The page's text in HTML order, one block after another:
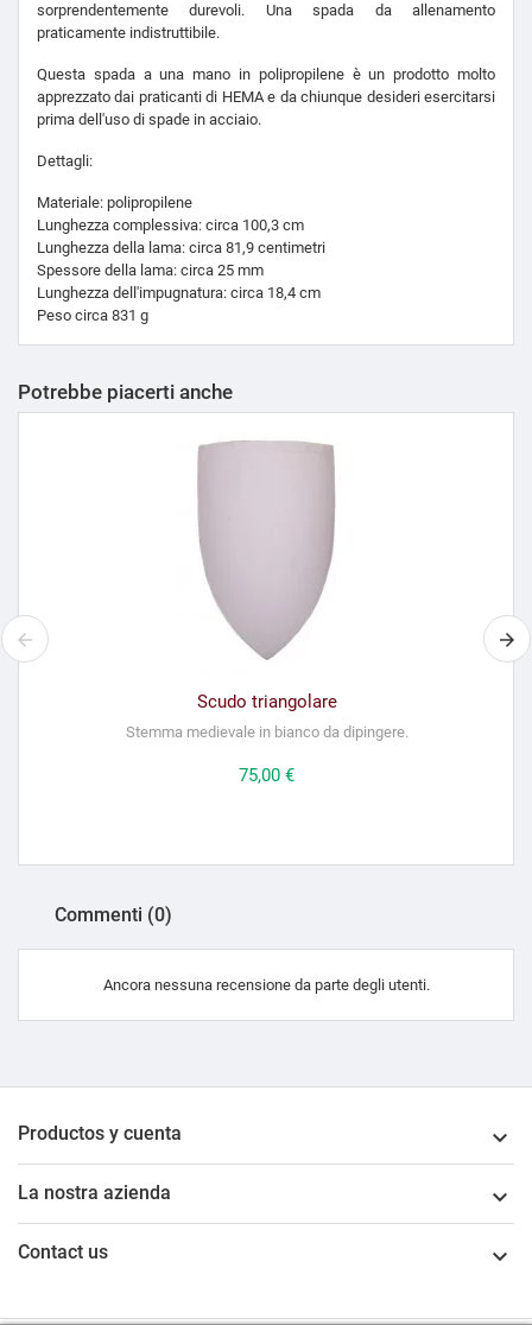
sorprendentemente durevoli. Una spada da allenamento
praticamente indistruttibile.
Questa spada a una mano in polipropilene è un prodotto molto
apprezzato dai praticanti di HEMA e da chiunque desideri esercitarsi
prima dell'uso di spade in acciaio.
Dettagli:
Materiale: polipropilene
Lunghezza complessiva: circa 100,3 cm
Lunghezza della lama: circa 81,9 centimetri
Spessore della lama: circa 25 mm
Lunghezza dell'impugnatura: circa 18,4 cm
Peso circa 831 g
Potrebbe piacerti anche
Scudo triangolare
Stemma medievale in bianco da dipingere.
Prezzo
75,00 €
Commenti (0)
Ancora nessuna recensione da parte degli utenti.
Productos y cuenta 
La nostra azienda 
Contact us 